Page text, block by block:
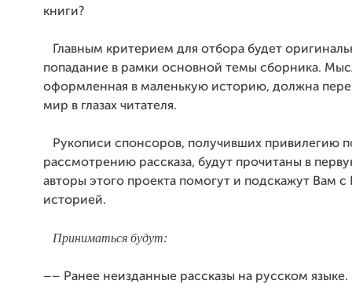
книги?
Главным критерием для отбора будет
попадание в рамки основной темы сборника.
оформленная в маленькую историю, должна
мир в глазах читателя.
Рукописи спонсоров, получивших привилегию
рассмотрению рассказа, будут прочитаны в
авторы этого проекта помогут и подскажут Вам
историей.
Приниматься будут:
–– Ранее неизданные рассказы на русском языке.